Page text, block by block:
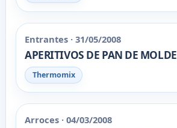
Entrantes · 31/05/2008
APERITIVOS DE PAN DE MOLDE
Thermomix
Arroces · 04/03/2008